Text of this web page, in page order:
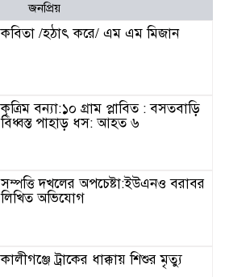
জনপ্রিয়
কবিতা /হঠাৎ করে/ এম এম মিজান
কৃত্রিম বন্যা:১০ গ্রাম প্লাবিত : বসতবাড়ি
বিধ্বস্ত পাহাড় ধস: আহত ৬
সম্পত্তি দখলের অপচেষ্টা:ইউএনও বরাবর
লিখিত অভিযোগ
কালীগঞ্জে ট্রাকের ধাক্কায় শিশুর মৃত্যু